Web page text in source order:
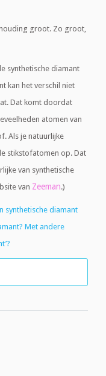
groot. Zo groot,
synthetische diamant
kan het verschil niet
Dat komt doordat
atomen van
Als je natuurlijke
stikstofatomen op. Dat
van synthetische
van Zeeman.)
synthetische diamant
Met andere